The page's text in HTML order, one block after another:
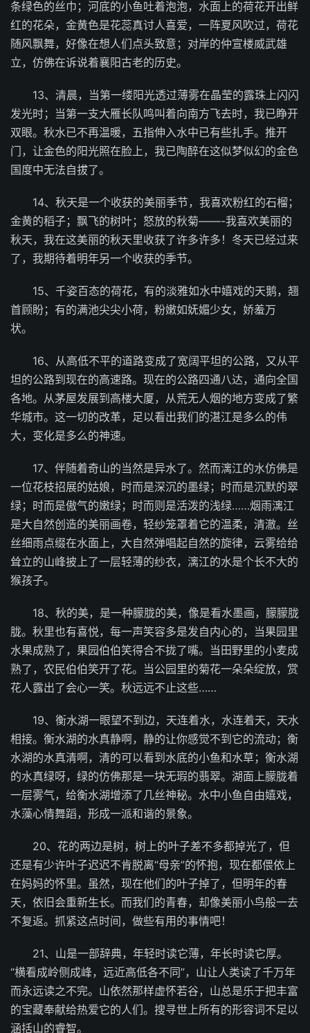
条绿色的丝巾；河底的小鱼吐着泡泡，水面上的荷花开出鲜
红的花朵，金黄色是花蕊真讨人喜爱，一阵夏风吹过，荷花
随风飘舞，好像在想人们点头致意；对岸的仲宣楼威武雄
立，仿佛在诉说着襄阳古老的历史。
13、清晨，当第一缕阳光透过薄雾在晶莹的露珠上闪闪
发光时；当第一支大雁长队鸣叫着向南方飞去时，我已睁开
双眼。秋水已不再温暖，五指伸入水中已有些扎手。推开
门，让金色的阳光照在脸上，我已陶醉在这似梦似幻的金色
国度中无法自拔了。
14、秋天是一个收获的美丽季节，我喜欢粉红的石榴；
金黄的稻子；飘飞的树叶；怒放的秋菊——-我喜欢美丽的
秋天，我在这美丽的秋天里收获了许多许多！冬天已经过来
了，我期待着明年另一个收获的季节。
15、千姿百态的荷花，有的淡雅如水中嬉戏的天鹅，翘
首顾盼；有的满池尖尖小荷，粉嫩如妩媚少女，娇羞万
状。
16、从高低不平的道路变成了宽阔平坦的公路，又从平
坦的公路到现在的高速路。现在的公路四通八达，通向全国
各地。从茅屋发展到高楼大厦，从荒无人烟的地方变成了繁
华城市。这一切的改革，足以看出我们的湛江是多么的伟
大，变化是多么的神速。
17、伴随着奇山的当然是异水了。然而漓江的水仿佛是
一位花枝招展的姑娘，时而是深沉的墨绿；时而是沉默的翠
绿；时而是傲气的嫩绿；时而则是活泼的浅绿……烟雨漓江
是大自然创造的美丽画卷，轻纱笼罩着它的温柔，清澈。丝
丝细雨点缀在水面上，大自然弹唱起自然的旋律，云雾给给
耸立的山峰披上了一层轻薄的纱衣，漓江的水是个长不大的
猴孩子。
18、秋的美，是一种朦胧的美，像是看水墨画，朦朦胧
胧。秋里也有喜悦，每一声笑容多是发自内心的，当果园里
水果成熟了，果园伯伯笑得合不拢了嘴。当田野里的小麦成
熟了，农民伯伯笑开了花。当公园里的菊花一朵朵绽放，赏
花人露出了会心一笑。秋远远不止这些……
19、衡水湖一眼望不到边，天连着水，水连着天，天水
相接。衡水湖的水真静啊，静的让你感觉不到它的流动；衡
水湖的水真清啊，清的可以看到水底的小鱼和水草；衡水湖
的水真绿呀，绿的仿佛那是一块无瑕的翡翠。湖面上朦胧着
一层雾气，给衡水湖增添了几丝神秘。水中小鱼自由嬉戏，
水藻心情舞蹈，形成一派和谐的景象。
20、花的两边是树，树上的叶子差不多都掉光了，但
还是有少许叶子迟迟不肯脱离“母亲”的怀抱，现在都偎依上
在妈妈的怀里。虽然，现在他们的叶子掉了，但明年的春
天，依旧会重新生长。而我们的青春，却像美丽小鸟般一去
不复返。抓紧这点时间，做些有用的事情吧！
21、山是一部辞典，年轻时读它薄，年长时读它厚。
“横看成岭侧成峰，远近高低各不同”，山让人类读了千万年
而永远读之不完。山依然那样虚怀若谷，山总是乐于把丰富
的宝藏奉献给热爱它的人们。搜寻世上所有的形容词不足以
涵括山的睿智。